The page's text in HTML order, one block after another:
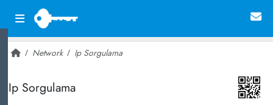
Network Ip Sorgulama
Ip Sorgulama